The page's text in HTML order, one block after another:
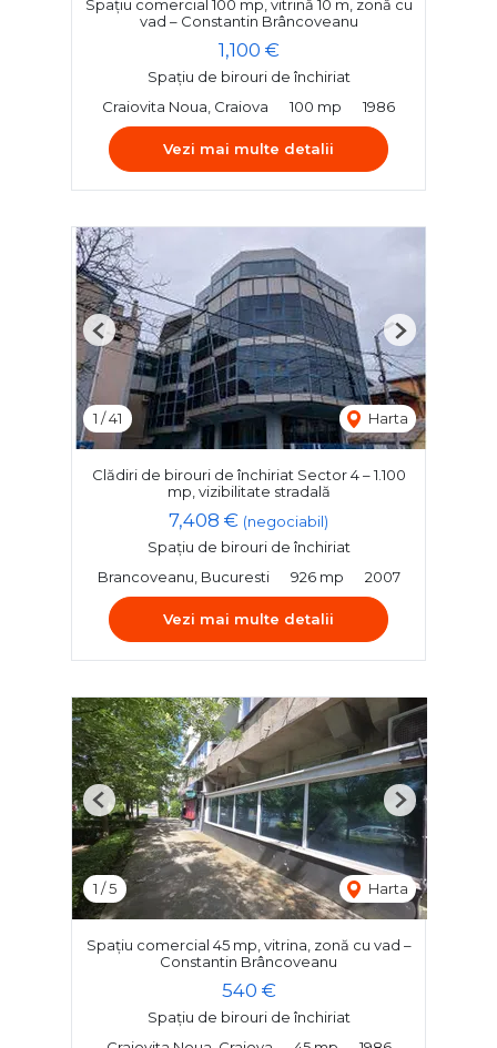
Spațiu comercial 100 mp, vitrină 10 m, zonă cu
vad – Constantin Brâncoveanu
1,100 €
Spațiu de birouri de închiriat
Craiovita Noua, Craiova
100 mp 1986
Vezi mai multe detalii
1 /41 Harta
Previous Next
Clădiri de birouri de închiriat Sector 4 – 1.100
mp, vizibilitate stradală
7,408 € (negociabil)
Spațiu de birouri de închiriat
Brancoveanu, Bucuresti
926 mp 2007
Vezi mai multe detalii
1 /5 Harta
Previous Next
Spațiu comercial 45 mp, vitrina, zonă cu vad –
Constantin Brâncoveanu
540 €
Spațiu de birouri de închiriat